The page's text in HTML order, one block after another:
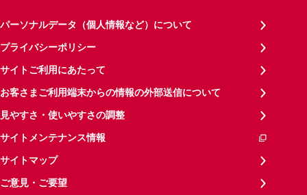
パーソナルデータ（個人情報など）について
プライバシーポリシー
サイトご利用にあたって
お客さまご利用端末からの情報の外部送信について
見やすさ・使いやすさの調整
サイトメンテナンス情報
サイトマップ
ご意見・ご要望